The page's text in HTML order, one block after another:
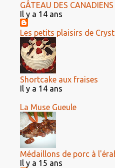
GÂTEAU DES CANADIENS
Il y a 14 ans
Les petits plaisirs de
Shortcake aux fraises
Il y a 14 ans
La Muse Gueule
Médaillons de porc à
Il y a 15 ans